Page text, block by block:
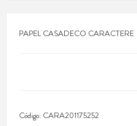
PAPEL CASADECO CARACTERE
Código: CARA201175252